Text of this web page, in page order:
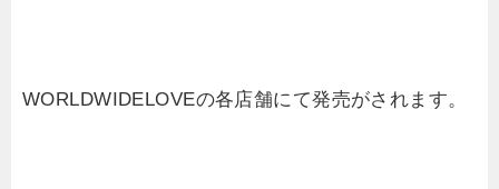
WORLDWIDELOVEの各店舗にて発売がされます。